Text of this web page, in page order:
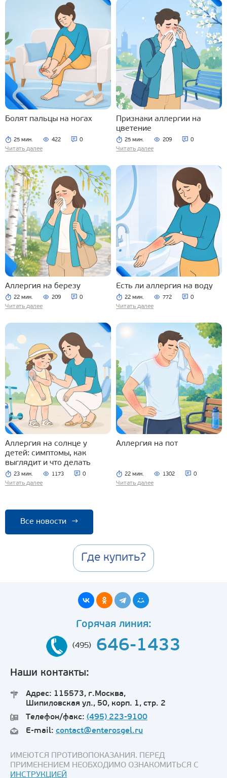
Болят пальцы на ногах
25 мин. 422 0
Читать далее
Признаки аллергии на
цветение
25 мин. 209 0
Читать далее
Аллергия на березу
22 мин. 209 0
Читать далее
Есть ли аллергия на воду
22 мин. 772 0
Читать далее
Аллергия на солнце у
детей: симптомы, как
выглядит и что делать
23 мин. 1173 0
Читать далее
Аллергия на пот
22 мин. 1302 0
Читать далее
Все новости →
Где купить?
Горячая линия:
(495) 646-1433
Наши контакты:
Адрес: 115573, г.Москва,
Шипиловская ул., 50, корп. 1, стр. 2
Телефон/факс: (495) 223-9100
E-mail: contact@enterosgel.ru
ИМЕЮТСЯ ПРОТИВОПОКАЗАНИЯ. ПЕРЕД
ПРИМЕНЕНИЕМ НЕОБХОДИМО ОЗНАКОМИТЬСЯ С
ИНСТРУКЦИЕЙ